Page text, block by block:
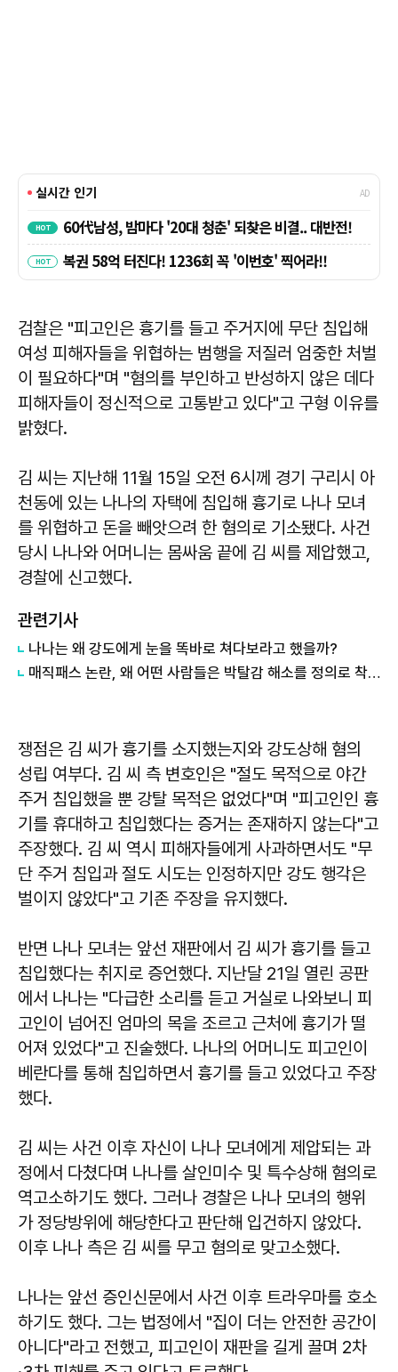
검찰은 "피고인은 흉기를 들고 주거지에 무단 침입해
여성 피해자들을 위협하는 범행을 저질러 엄중한 처벌
이 필요하다"며 "혐의를 부인하고 반성하지 않은 데다
피해자들이 정신적으로 고통받고 있다"고 구형 이유를
밝혔다.
김 씨는 지난해 11월 15일 오전 6시께 경기 구리시 아
천동에 있는 나나의 자택에 침입해 흉기로 나나 모녀
를 위협하고 돈을 빼앗으려 한 혐의로 기소됐다. 사건
당시 나나와 어머니는 몸싸움 끝에 김 씨를 제압했고,
경찰에 신고했다.
관련기사
나나는 왜 강도에게 눈을 똑바로 쳐다보라고 했을까?
매직패스 논란, 왜 어떤 사람들은 박탈감 해소를 정의로 착각할까?
쟁점은 김 씨가 흉기를 소지했는지와 강도상해 혐의
성립 여부다. 김 씨 측 변호인은 "절도 목적으로 야간
주거 침입했을 뿐 강탈 목적은 없었다"며 "피고인인 흉
기를 휴대하고 침입했다는 증거는 존재하지 않는다"고
주장했다. 김 씨 역시 피해자들에게 사과하면서도 "무
단 주거 침입과 절도 시도는 인정하지만 강도 행각은
벌이지 않았다"고 기존 주장을 유지했다.
반면 나나 모녀는 앞선 재판에서 김 씨가 흉기를 들고
침입했다는 취지로 증언했다. 지난달 21일 열린 공판
에서 나나는 "다급한 소리를 듣고 거실로 나와보니 피
고인이 넘어진 엄마의 목을 조르고 근처에 흉기가 떨
어져 있었다"고 진술했다. 나나의 어머니도 피고인이
베란다를 통해 침입하면서 흉기를 들고 있었다고 주장
했다.
김 씨는 사건 이후 자신이 나나 모녀에게 제압되는 과
정에서 다쳤다며 나나를 살인미수 및 특수상해 혐의로
역고소하기도 했다. 그러나 경찰은 나나 모녀의 행위
가 정당방위에 해당한다고 판단해 입건하지 않았다.
이후 나나 측은 김 씨를 무고 혐의로 맞고소했다.
나나는 앞선 증인신문에서 사건 이후 트라우마를 호소
하기도 했다. 그는 법정에서 "집이 더는 안전한 공간이
아니다"라고 전했고, 피고인이 재판을 길게 끌며 2차